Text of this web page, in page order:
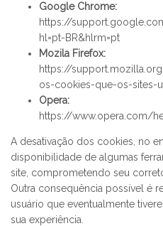
Google Chrome:
https://
hl=pt-BR&hlrm=pt
Mozila Firefox:
https://
os-cookies-que-os-sites-
Opera:
https://www.opera.com/
A desativação dos cookies, no
disponibilidade de algumas
site, comprometendo seu
Outra consequência possível é
usuário que eventualmente
sua experiência.